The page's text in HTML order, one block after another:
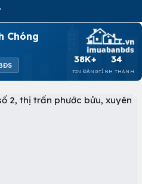
Chóng
38K+
TIN ĐĂNG
34
TỈNH THÀNH